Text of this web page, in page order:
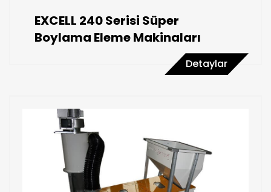
EXCELL 240 Serisi Süper
Boylama Eleme Makinaları
Detaylar